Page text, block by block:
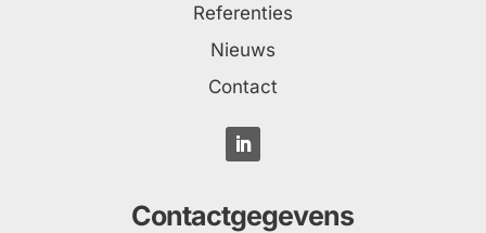
Referenties
Nieuws
Contact
Contactgegevens